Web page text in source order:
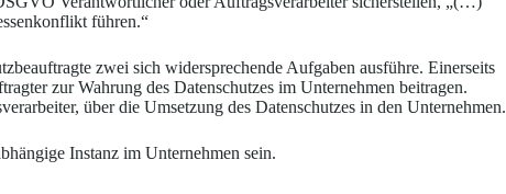
führen.“
zwei sich widersprechende Aufgaben ausführe. Einerseits
zur Wahrung des Datenschutzes im Unternehmen beitragen.
über die Umsetzung des Datenschutzes in den Unternehmen.
Instanz im Unternehmen sein.